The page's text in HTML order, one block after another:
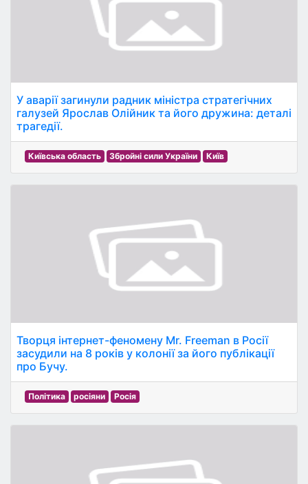
У аварії загинули радник міністра стратегічних
галузей Ярослав Олійник та його дружина: деталі
трагедії.
Київська область Збройні сили України Київ
Творця інтернет-феномену Mr. Freeman в Росії
засудили на 8 років у колонії за його публікації
про Бучу.
Політика росіяни Росія